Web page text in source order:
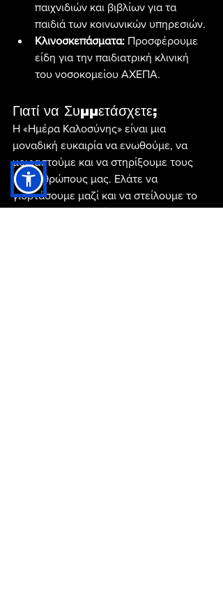
παιχνιδιών και βιβλίων για τα
παιδιά των κοινωνικών υπηρεσιών.
Κλινοσκεπάσματα: Προσφέρουμε
είδη για την παιδιατρική κλινική
του νοσοκομείου ΑΧΕΠΑ.
Γιατί να Συμμετάσχετε;
Η «Ημέρα Καλοσύνης» είναι μια
μοναδική ευκαιρία να ενωθούμε, να
μοιραστούμε και να στηρίξουμε τους
συνανθρώπους μας. Ελάτε να
γιορτάσουμε μαζί και να στείλουμε το